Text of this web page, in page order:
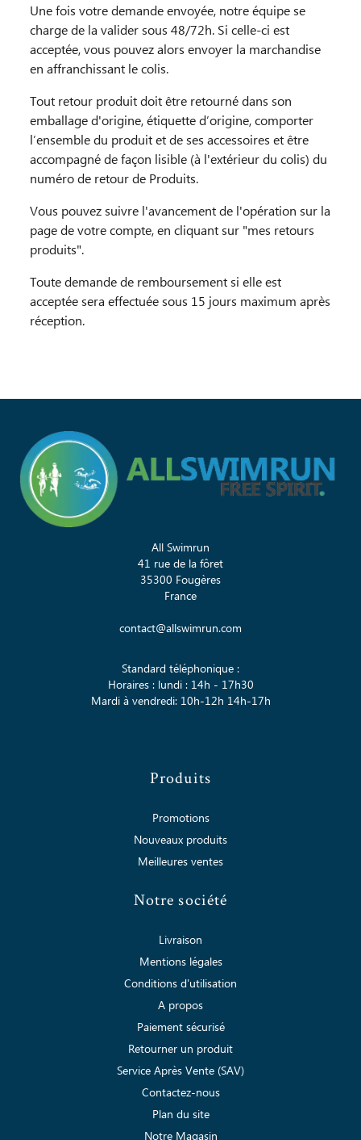
Une fois votre demande envoyée, notre équipe se
charge de la valider sous 48/72h. Si celle-ci est
acceptée, vous pouvez alors envoyer la marchandise
en affranchissant le colis.
Tout retour produit doit être retourné dans son
emballage d'origine, étiquette d’origine, comporter
l’ensemble du produit et de ses accessoires et être
accompagné de façon lisible (à l'extérieur du colis) du
numéro de retour de Produits.
Vous pouvez suivre l'avancement de l'opération sur la
page de votre compte, en cliquant sur "mes retours
produits".
Toute demande de remboursement si elle est
acceptée sera effectuée sous 15 jours maximum après
réception.
All Swimrun
41 rue de la fôret
35300 Fougères
France
contact@allswimrun.com
Standard téléphonique :
Horaires : lundi : 14h - 17h30
Mardi à vendredi: 10h-12h 14h-17h
Produits
Promotions
Nouveaux produits
Meilleures ventes
Notre société
Livraison
Mentions légales
Conditions d'utilisation
A propos
Paiement sécurisé
Retourner un produit
Service Après Vente (SAV)
Contactez-nous
Plan du site